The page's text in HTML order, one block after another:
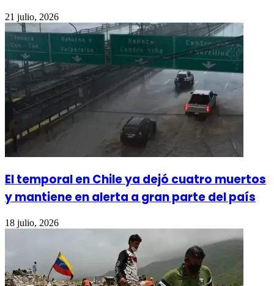
21 julio, 2026
El temporal en Chile ya dejó cuatro muertos
y mantiene en alerta a gran parte del país
18 julio, 2026